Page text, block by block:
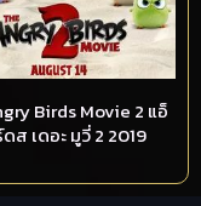
Birds Movie 2 แอ็
ส เดอะ มูวี่ 2 2019